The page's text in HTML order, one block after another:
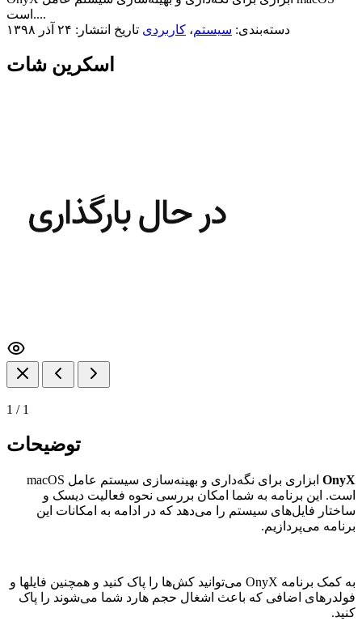
است....
دسته‌بندی: سیستم، کاربردی تاریخ انتشار: ۲۴ آذر ۱۳۹۸
اسکرین شات
1 / 1
توضیحات
OnyX
ابزاری برای نگه‌داری و بهینه‌سازی سیستم عامل macOS
است. این برنامه به شما امکان بررسی نحوه فعالیت دیسک و
ساختار فایل‌های سیستم را می‌دهد که در ادامه به امکانات این
برنامه می‌پردازیم.
به کمک برنامه OnyX می‌توانید کش‌ها را پاک کنید و همچنین فایلها و
فولدر‌های اضافی که باعث اشغال حجم هارد شما می‌شوند را پاک
کنید.